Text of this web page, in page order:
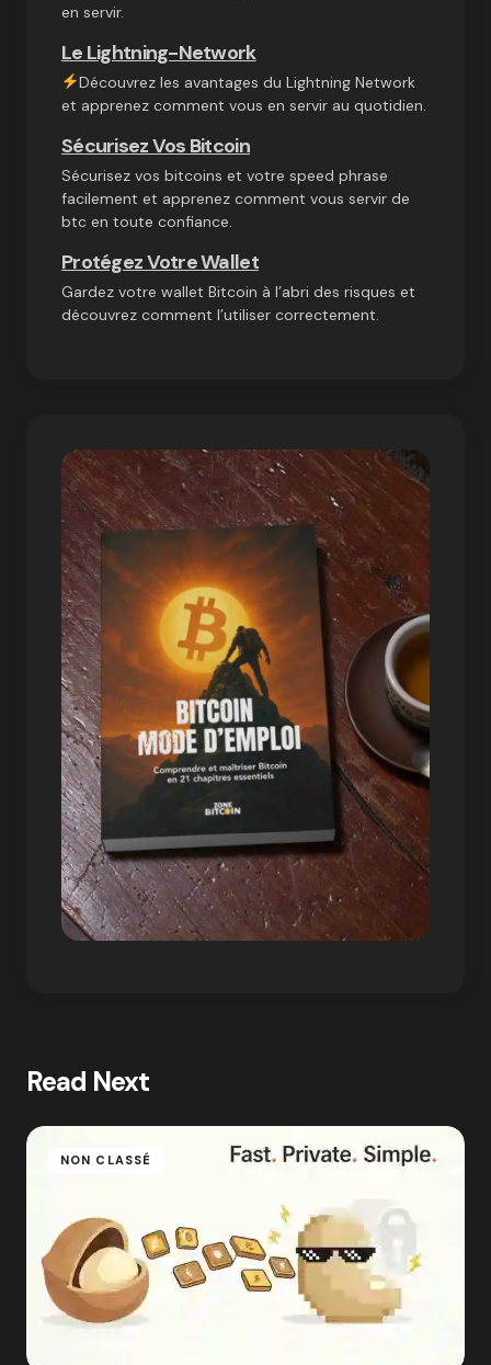
en servir.
Le Lightning-Network
Découvrez les avantages du Lightning Network
et apprenez comment vous en servir au quotidien.
Sécurisez Vos Bitcoin
Sécurisez vos bitcoins et votre speed phrase
facilement et apprenez comment vous servir de
btc en toute confiance.
Protégez Votre Wallet
Gardez votre wallet Bitcoin à l’abri des risques et
découvrez comment l’utiliser correctement.
Read Next
NON CLASSÉ